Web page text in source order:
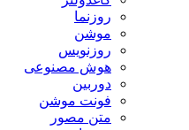
روزنما
موشن
روزنویس
هوش مصنوعی
دوربین
فونت موشن
متن مصور